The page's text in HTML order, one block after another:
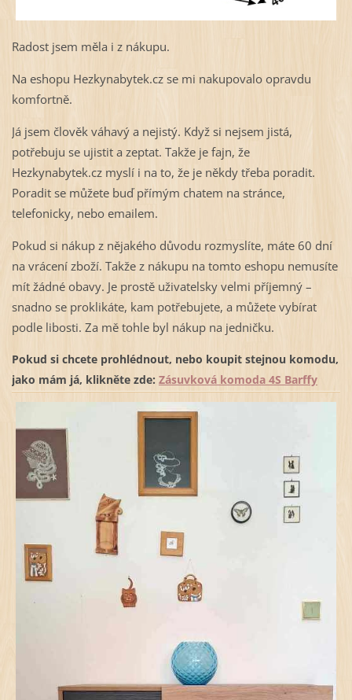
Radost jsem měla i z nákupu.
Na eshopu Hezkynabytek.cz se mi nakupovalo opravdu
komfortně.
Já jsem člověk váhavý a nejistý. Když si nejsem jistá,
potřebuju se ujistit a zeptat. Takže je fajn, že
Hezkynabytek.cz myslí i na to, že je někdy třeba poradit.
Poradit se můžete buď přímým chatem na stránce,
telefonicky, nebo emailem.
Pokud si nákup z nějakého důvodu rozmyslíte, máte 60 dní
na vrácení zboží. Takže z nákupu na tomto eshopu nemusíte
mít žádné obavy. Je prostě uživatelsky velmi příjemný –
snadno se proklikáte, kam potřebujete, a můžete vybírat
podle libosti. Za mě tohle byl nákup na jedničku.
Pokud si chcete prohlédnout, nebo koupit stejnou komodu,
jako mám já, klikněte zde: Zásuvková komoda 4S Barffy